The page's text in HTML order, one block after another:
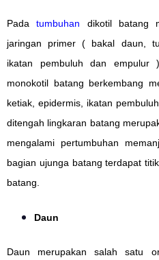
Padatumbuhan dikotil batang
jaringan primer ( bakal daun,
ikatan pembuluh dan empulur
monokotil batang berkembang
ketiak, epidermis, ikatan
ditengah lingkaran batang
mengalami pertumbuhan
bagian ujunga batang terdapat
batang.
Daun
Daun merupakan salah satu